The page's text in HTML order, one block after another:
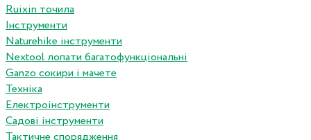
Ruixin точила
Інструменти
Naturehike інструменти
Nextool лопати багатофункціональні
Ganzo сокири і мачете
Техніка
Електроінструменти
Садові інструменти